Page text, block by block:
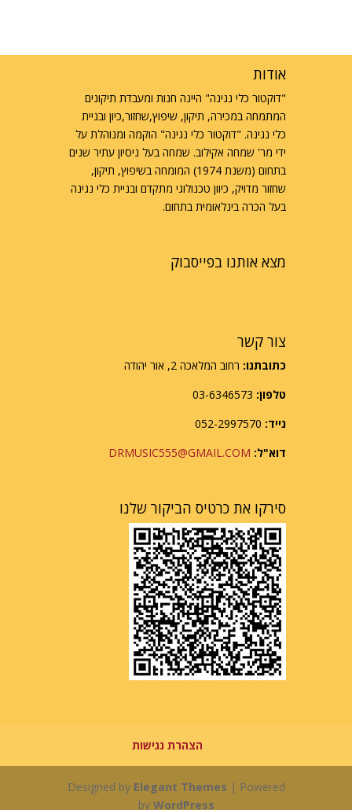
אודות
"דוקטור כלי נגינה" היינה חנות ומעבדת תיקונים
המתמחה במכירה, תיקון, שיפוץ,שחזור,כיון ובניית
כלי נגינה. "דוקטור כלי נגינה" הוקמה ומנוהלת על
ידי מר' שמחה אקילוב. שמחה בעל ניסיון עתיר שנים
בתחום (משנת 1974) המומחה בשיפוץ, תיקון,
שחזור מדויק, כיוון טכנולוגי מתקדם ובניית כלי נגינה
בעל הכרה בינלאומית בתחום.
מצא אותנו בפייסבוק
צור קשר
כתובתנו: רחוב המלאכה 2, אור יהודה
טלפון:
נייד:
דוא"ל: DRMUSIC555@GMAIL.COM
סירקו את כרטיס הביקור שלנו
הצהרת נגישות
Designed by Elegant Themes | Powered
by WordPress